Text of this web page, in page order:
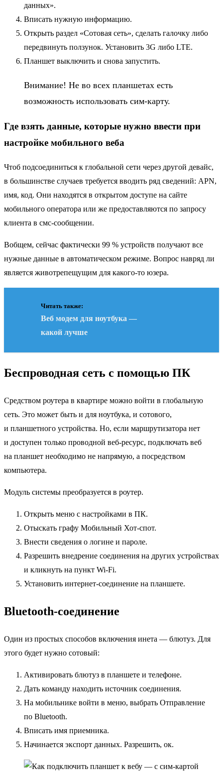
данных».
Вписать нужную информацию.
Открыть раздел «Сотовая сеть», сделать галочку либо
передвинуть ползунок. Установить 3G либо LTE.
Планшет выключить и снова запустить.
Внимание! Не во всех планшетах есть
возможность использовать сим-карту.
Где взять данные, которые нужно ввести при
настройке мобильного веба
Чтоб подсоединиться к глобальной сети через другой девайс,
в большинстве случаев требуется вводить ряд сведений: APN,
имя, код. Они находятся в открытом доступе на сайте
мобильного оператора или же предоставляются по запросу
клиента в смс-сообщении.
Вобщем, сейчас фактически 99 % устройств получают все
нужные данные в автоматическом режиме. Вопрос навряд ли
является животрепещущим для какого-то юзера.
Читать также:
Веб модем для ноутбука —
какой лучше
Беспроводная сеть с помощью ПК
Средством роутера в квартире можно войти в глобальную
сеть. Это может быть и для ноутбука, и сотового,
и планшетного устройства. Но, если маршрутизатора нет
и доступен только проводной веб-ресурс, подключать веб
на планшет необходимо не напрямую, а посредством
компьютера.
Модуль системы преобразуется в роутер.
Открыть меню с настройками в ПК.
Отыскать графу Мобильный Хот-спот.
Внести сведения о логине и пароле.
Разрешить внедрение соединения на других устройствах
и кликнуть на пункт Wi-Fi.
Установить интернет-соединение на планшете.
Bluetooth-соединение
Один из простых способов включения инета — блютуз. Для
этого будет нужно сотовый:
Активировать блютуз в планшете и телефоне.
Дать команду находить источник соединения.
На мобильнике войти в меню, выбрать Отправление
по Bluetooth.
Вписать имя приемника.
Начинается экспорт данных. Разрешить, ок.